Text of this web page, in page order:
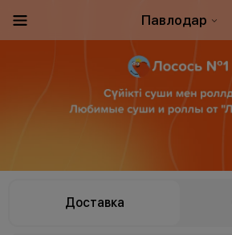
Павлодар
Доставка